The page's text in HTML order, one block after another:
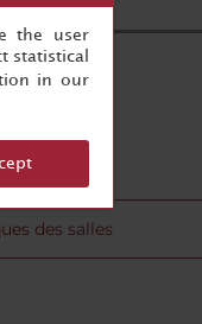
des salles
the user
statistical
in our